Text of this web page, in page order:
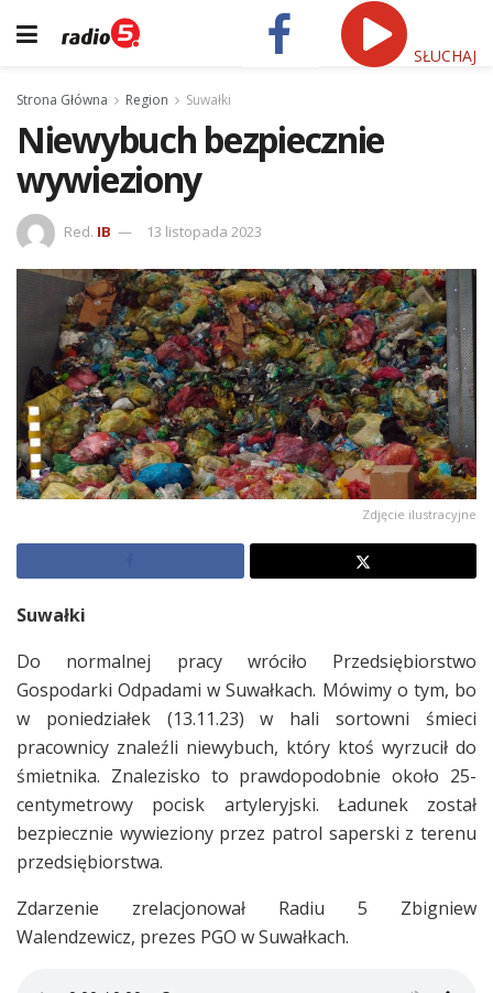
SŁUCHAJ
Strona Główna Region Suwałki
Niewybuch bezpiecznie
wywieziony
Red. IB 13 listopada 2023
Zdjęcie ilustracyjne
Suwałki
Do normalnej pracy wróciło Przedsiębiorstwo
Gospodarki Odpadami w Suwałkach. Mówimy o tym, bo
w poniedziałek (13.11.23) w hali sortowni śmieci
pracownicy znaleźli niewybuch, który ktoś wyrzucił do
śmietnika. Znalezisko to prawdopodobnie około 25-
centymetrowy pocisk artyleryjski. Ładunek został
bezpiecznie wywieziony przez patrol saperski z terenu
przedsiębiorstwa.
Zdarzenie zrelacjonował Radiu 5 Zbigniew
Walendzewicz, prezes PGO w Suwałkach.